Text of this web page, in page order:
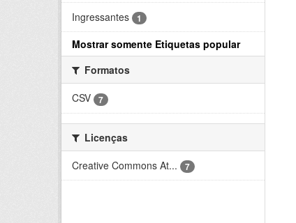
Ingressantes 1
Mostrar somente Etiquetas popular
Formatos
CSV
7
Licenças
Creative Commons At...
7